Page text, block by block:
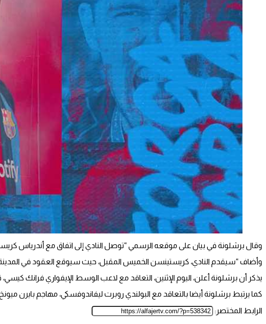
وقال برشلونة في بيان على موقعه الرسمي “توصل النادي إلى اتفاق مع أندرياس كريستينسن، وسيوقع اللاعب عقدا حتى
وأضاف “سيقدم النادي، كريستينسن الخميس المقبل، حيث سيوقع العقود في المدينة
يذكر أن برشلونة أعلن، اليوم الإثنين، التعاقد مع لاعب الوسط الإيفواري فرانك
كما يرتبط برشلونة أيضا بالتعاقد مع البولندي روبرت ليفاندوفسكي، مهاجم بايرن
الرابط المختصر: